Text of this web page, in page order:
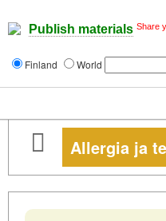
Publish materials Share
Finland World
Allergia ja